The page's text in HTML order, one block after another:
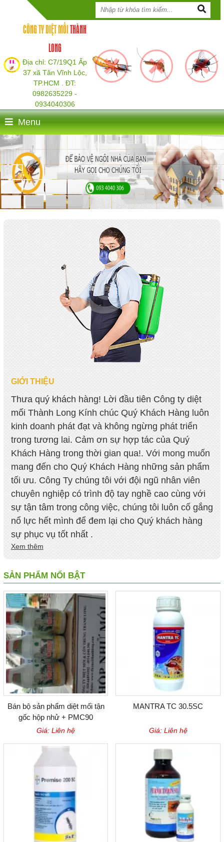
CÔNG TY DIỆT MỐITHÀNH
LONG
Địa chỉ: C7/19Q1 Ấp
37 xã Tân Vĩnh Lộc,
TP.HCM . ĐT:
0982635229 -
0934040306
Menu
GIỚI THIỆU
Thưa quý khách hàng! Lời đầu tiên Công ty diệt
mối Thành Long Kính chúc Quý Khách Hàng luôn
kinh doanh phát đạt và không ngừng phát triển
trong tương lai. Cảm ơn sự hợp tác của Quý
Khách Hàng trong thời gian qua!. Với mong muốn
mang đến cho Quý Khách Hàng những sản phẩm
tối ưu. Công Ty chúng tôi với đội ngũ nhân viên
chuyên nghiệp có trình độ tay nghề cao cùng với
sự tận tâm trong công việc, chúng tôi luôn cố gắng
nổ lực hết mình để đem lại cho Quý khách hàng
sự phục vụ tốt nhất .
Xem thêm
SẢN PHẨM NỔI BẬT
Bán bộ sản phẩm diệt mối tận
gốc hộp nhử + PMC90
Giá: Liên hệ
MANTRA TC 30.5SC
Giá: Liên hệ